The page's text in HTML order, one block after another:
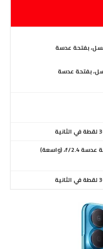
50 ميجابكسل، بفتحة عدسة
2 ميجابكسل، بفتحة عدسة
،(واسعة)